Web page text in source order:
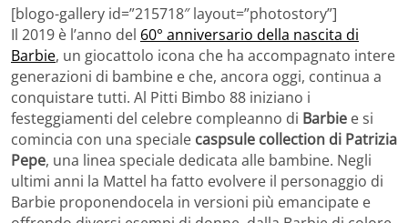
[blogo-gallery id=”215718″ layout=”photostory”]
Il 2019 è l’anno del 60° anniversario della nascita di
Barbie, un giocattolo icona che ha accompagnato intere
generazioni di bambine e che, ancora oggi, continua a
conquistare tutti. Al Pitti Bimbo 88 iniziano i
festeggiamenti del celebre compleanno di Barbie e si
comincia con una speciale caspsule collection di Patrizia
Pepe, una linea speciale dedicata alle bambine. Negli
ultimi anni la Mattel ha fatto evolvere il personaggio di
Barbie proponendocela in versioni più emancipate e